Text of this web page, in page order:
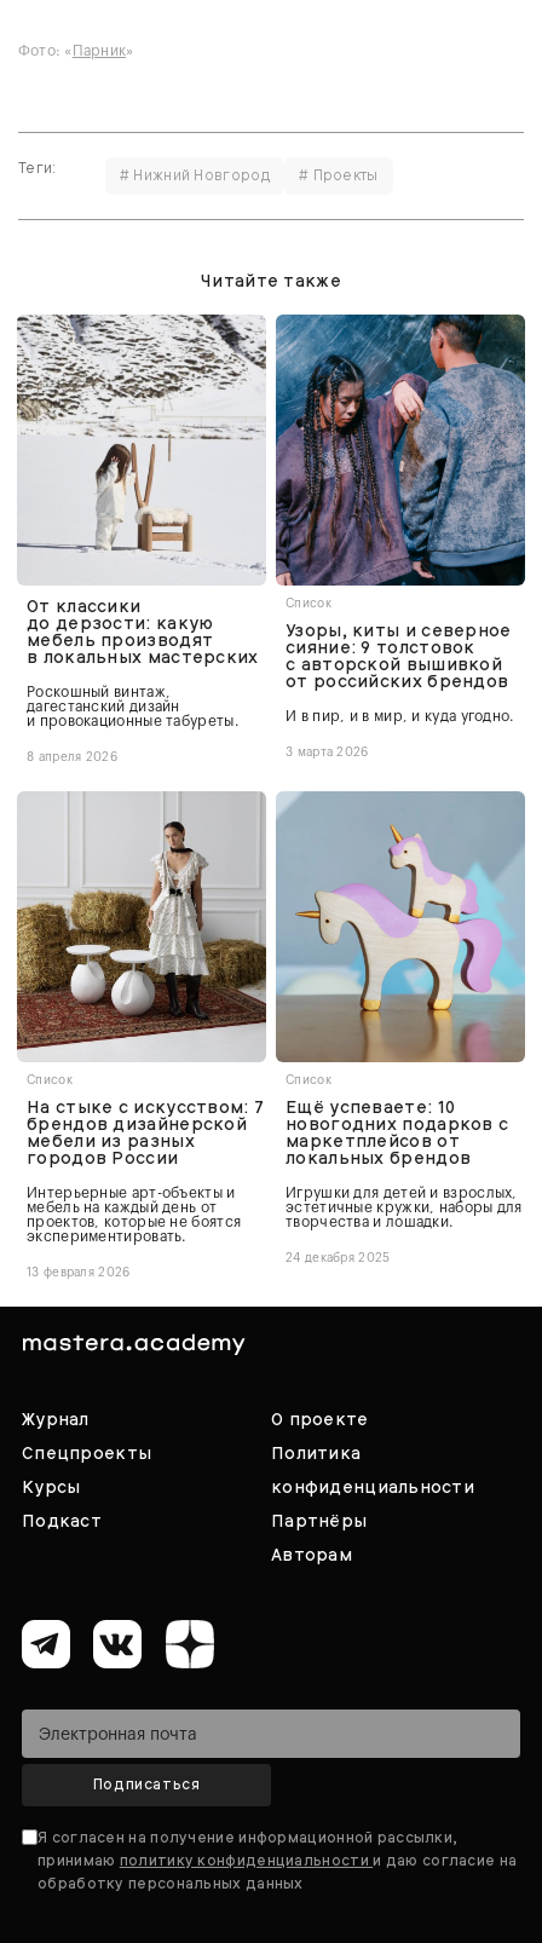
Фото: « Парник»
Теги: # Нижний Новгород # Проекты
Читайте также
От классики
до дерзости: какую
мебель производят
в локальных мастерских
Роскошный винтаж,
дагестанский дизайн
и провокационные табуреты.
8 апреля 2026
Список
Узоры, киты и северное
сияние: 9 толстовок
с авторской вышивкой
от российских брендов
И в пир, и в мир, и куда угодно.
3 марта 2026
Список
На стыке с искусством: 7
брендов дизайнерской
мебели из разных
городов России
Интерьерные арт-объекты и
мебель на каждый день от
проектов, которые не боятся
экспериментировать.
13 февраля 2026
Список
Ещё успеваете: 10
новогодних подарков с
маркетплейсов от
локальных брендов
Игрушки для детей и взрослых,
эстетичные кружки, наборы для
творчества и лошадки.
24 декабря 2025
Журнал
Спецпроекты
Курсы
Подкаст
О проекте
Политика
конфиденциальности
Партнёры
Авторам
Подписаться
Я согласен на получение информационной рассылки,
принимаю политику конфиденциальностии даю согласие на
обработку персональных данных